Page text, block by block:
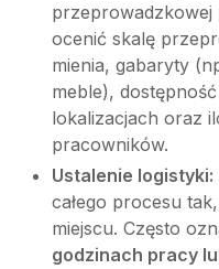
ocenić skalę
mienia, gabaryty
meble),
lokalizacjach oraz
pracowników.
Ustalenie logistyki:
całego procesu
miejscu. Często
godzinach pracy